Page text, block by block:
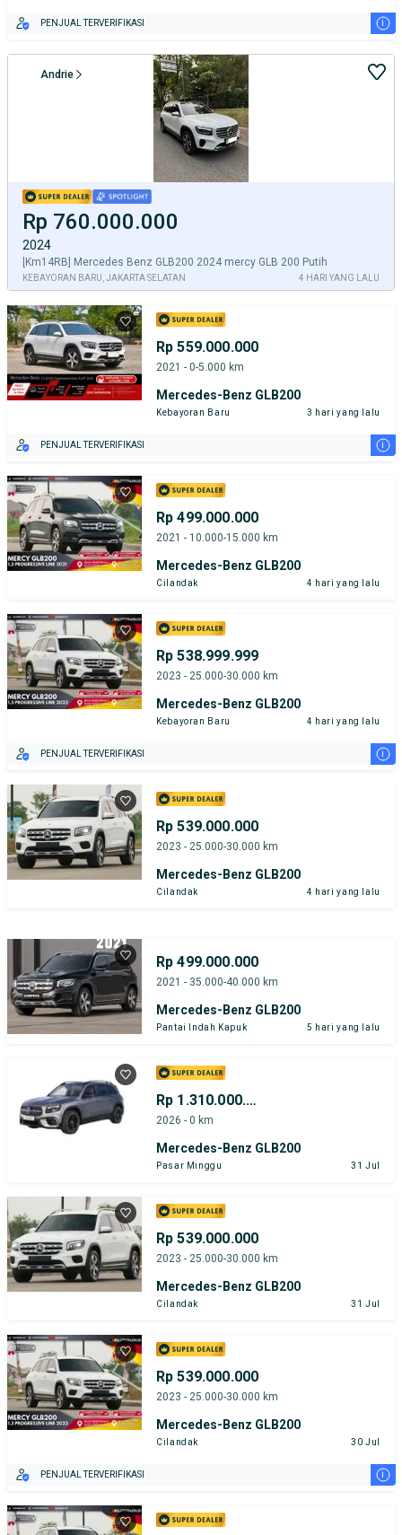
PENJUAL TERVERIFIKASI i
Rp 760.000.000
2024
[Km14RB] Mercedes Benz GLB200 2024 mercy GLB 200 Putih
KEBAYORAN BARU, JAKARTA SELATAN 4 HARI YANG LALU
Andrie
Rp 559.000.000
2021 - 0-5.000 km
Mercedes-Benz GLB200
Kebayoran Baru 3 hari yang lalu
PENJUAL TERVERIFIKASI i
Rp 499.000.000
2021 - 10.000-15.000 km
Mercedes-Benz GLB200
Cilandak 4 hari yang lalu
Rp 538.999.999
2023 - 25.000-30.000 km
Mercedes-Benz GLB200
Kebayoran Baru 4 hari yang lalu
PENJUAL TERVERIFIKASI i
Rp 539.000.000
2023 - 25.000-30.000 km
Mercedes-Benz GLB200
Cilandak 4 hari yang lalu
Rp 499.000.000
2021 - 35.000-40.000 km
Mercedes-Benz GLB200
Pantai Indah Kapuk 5 hari yang lalu
Rp 1.310.000.000
2026 - 0 km
Mercedes-Benz GLB200
Pasar Minggu 31 Jul
Rp 539.000.000
2023 - 25.000-30.000 km
Mercedes-Benz GLB200
Cilandak 31 Jul
Rp 539.000.000
2023 - 25.000-30.000 km
Mercedes-Benz GLB200
Cilandak 30 Jul
PENJUAL TERVERIFIKASI i